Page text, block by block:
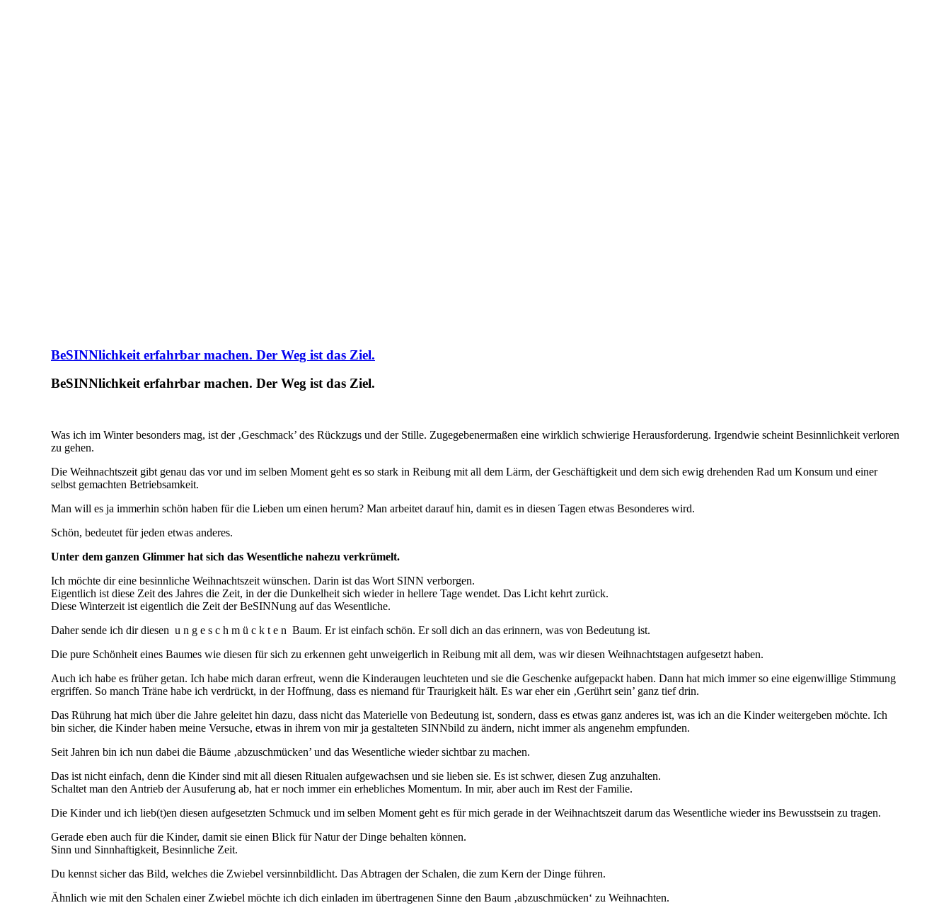
BeSINNlichkeit erfahrbar machen. Der Weg ist das Ziel.
BeSINNlichkeit erfahrbar machen. Der Weg ist das Ziel.
Was ich im Winter besonders mag, ist der ‚Geschmack’ des Rückzugs und der Stille. Zugegebenermaßen eine wirklich schwierige Herausforderung. Irgendwie scheint Besinnlichkeit verloren
zu gehen.
Die Weihnachtszeit gibt genau das vor und im selben Moment geht es so stark in Reibung mit all dem Lärm, der Geschäftigkeit und dem sich ewig drehenden Rad um Konsum und einer
selbst gemachten Betriebsamkeit.
Man will es ja immerhin schön haben für die Lieben um einen herum? Man arbeitet darauf hin, damit es in diesen Tagen etwas Besonderes wird.
Schön, bedeutet für jeden etwas anderes.
Unter dem ganzen Glimmer hat sich das Wesentliche nahezu verkrümelt.
Ich möchte dir eine besinnliche Weihnachtszeit wünschen. Darin ist das Wort SINN verborgen.
Eigentlich ist diese Zeit des Jahres die Zeit, in der die Dunkelheit sich wieder in hellere Tage wendet. Das Licht kehrt zurück.
Diese Winterzeit ist eigentlich die Zeit der BeSINNung auf das Wesentliche.
Daher sende ich dir diesen u n g e s c h m ü c k t e n Baum. Er ist einfach schön. Er soll dich an das erinnern, was von Bedeutung ist.
Die pure Schönheit eines Baumes wie diesen für sich zu erkennen geht unweigerlich in Reibung mit all dem, was wir diesen Weihnachtstagen aufgesetzt haben.
Auch ich habe es früher getan. Ich habe mich daran erfreut, wenn die Kinderaugen leuchteten und sie die Geschenke aufgepackt haben. Dann hat mich immer so eine eigenwillige Stimmung
ergriffen. So manch Träne habe ich verdrückt, in der Hoffnung, dass es niemand für Traurigkeit hält. Es war eher ein ‚Gerührt sein’ ganz tief drin.
Das Rührung hat mich über die Jahre geleitet hin dazu, dass nicht das Materielle von Bedeutung ist, sondern, dass es etwas ganz anderes ist, was ich an die Kinder weitergeben möchte. Ich
bin sicher, die Kinder haben meine Versuche, etwas in ihrem von mir ja gestalteten SINNbild zu ändern, nicht immer als angenehm empfunden.
Seit Jahren bin ich nun dabei die Bäume ‚abzuschmücken’ und das Wesentliche wieder sichtbar zu machen.
Das ist nicht einfach, denn die Kinder sind mit all diesen Ritualen aufgewachsen und sie lieben sie. Es ist schwer, diesen Zug anzuhalten.
Schaltet man den Antrieb der Ausuferung ab, hat er noch immer ein erhebliches Momentum. In mir, aber auch im Rest der Familie.
Die Kinder und ich lieb(t)en diesen aufgesetzten Schmuck und im selben Moment geht es für mich gerade in der Weihnachtszeit darum das Wesentliche wieder ins Bewusstsein zu tragen.
Gerade eben auch für die Kinder, damit sie einen Blick für Natur der Dinge behalten können.
Sinn und Sinnhaftigkeit, Besinnliche Zeit.
Du kennst sicher das Bild, welches die Zwiebel versinnbildlicht. Das Abtragen der Schalen, die zum Kern der Dinge führen.
Ähnlich wie mit den Schalen einer Zwiebel möchte ich dich einladen im übertragenen Sinne den Baum ‚abzuschmücken‘ zu Weihnachten.